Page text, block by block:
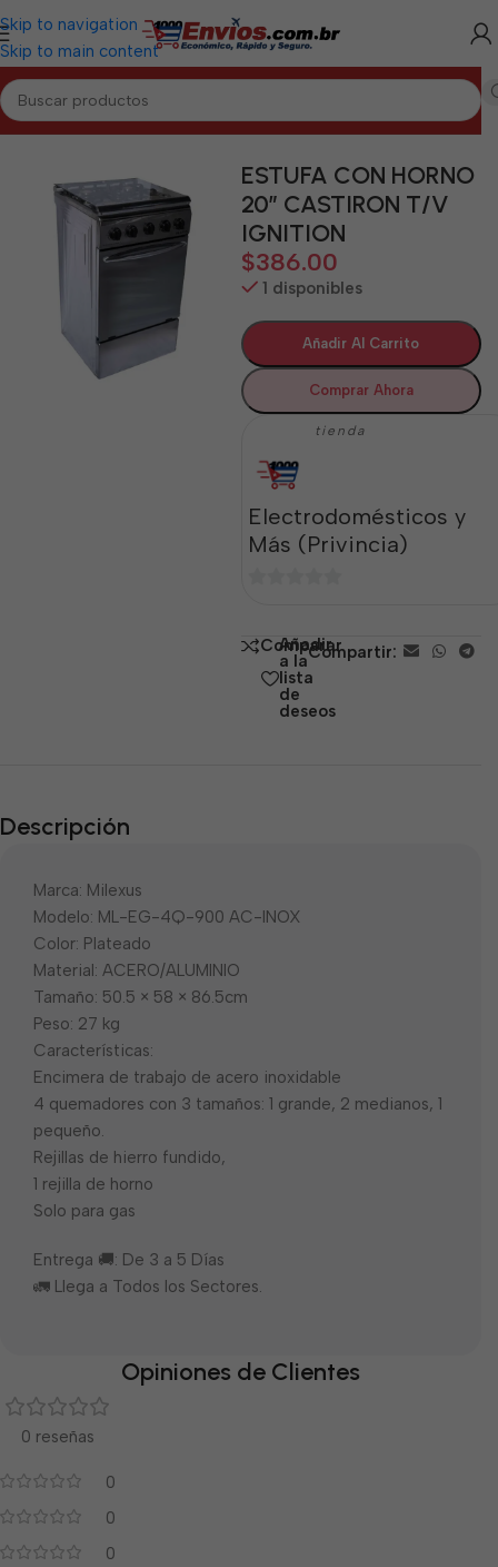
Skip to navigation
Skip to main content
Inicio/PINAR DEL RÍO/Electrodomésticos Pinar del Río
ESTUFA CON HORNO
20″ CASTIRON T/V
IGNITION
$386.00
1 disponibles
Añadir Al Carrito
Comprar Ahora
tienda
Electrodomésticos y
Más (Privincia)
5 Comparar
Añadir
a la
lista
de
deseos
Compartir:
Descripción
Marca: Milexus
Modelo: ML-EG-4Q-900 AC-INOX
Color: Plateado
Material: ACERO/ALUMINIO
Tamaño: 50.5 × 58 × 86.5cm
Peso: 27 kg
Características:
Encimera de trabajo de acero inoxidable
4 quemadores con 3 tamaños: 1 grande, 2 medianos, 1
pequeño.
Rejillas de hierro fundido,
1 rejilla de horno
Solo para gas
Entrega 🚚: De 3 a 5 Días
🚛 Llega a Todos los Sectores.
Opiniones de Clientes
0 reseñas
0
0
0